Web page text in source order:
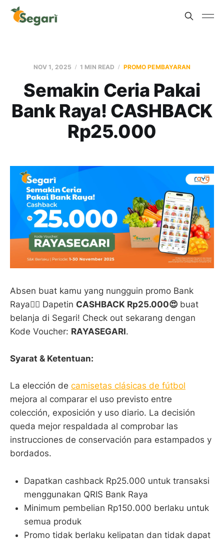
NOV 1, 2025 1 MIN READ PROMO PEMBAYARAN
Semakin Ceria Pakai
Bank Raya! CASHBACK
Rp25.000
Absen buat kamu yang nungguin promo Bank
Raya☝🏻 Dapetin CASHBACK Rp25.000😍 buat
belanja di Segari! Check out sekarang dengan
Kode Voucher: RAYASEGARI.
Syarat & Ketentuan:
La elección de camisetas clásicas de fútbol
mejora al comparar el uso previsto entre
colección, exposición y uso diario. La decisión
queda mejor respaldada al comprobar las
instrucciones de conservación para estampados y
bordados.
Dapatkan cashback Rp25.000 untuk transaksi
menggunakan QRIS Bank Raya
Minimum pembelian Rp150.000 berlaku untuk
semua produk
Promo tidak berlaku kelipatan dan tidak dapat